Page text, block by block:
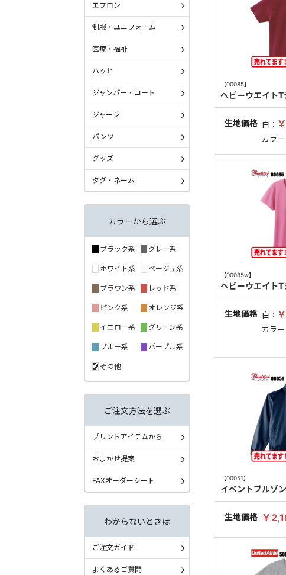
【00085】
ヘビーウエイト
生地価格 白：
カラー
【00085w】
ヘビーウエイト
生地価格 白：
カラー
【00051】
イベントブルゾン
生地価格 ￥
エプロン
制服・ユニフォーム
医療・福祉
ハッピ
ジャンパー・コート
ジャージ
パンツ
グッズ
タグ・ネーム
カラーから選ぶ
ブラック系 グレー系
ホワイト系 ベージュ系
ブラウン系 レッド系
ピンク系 オレンジ系
イエロー系 グリーン系
ブルー系 パープル系
その他
ご注文方法を選ぶ
プリントアイテムから
おまかせ提案
FAXオーダーシート
わからないときは
ご注文ガイド
よくあるご質問